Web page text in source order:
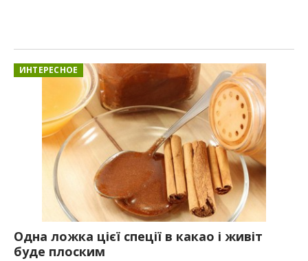
ИНТЕРЕСНОЕ
Одна ложка цієї спеції в какао і живіт
буде плоским